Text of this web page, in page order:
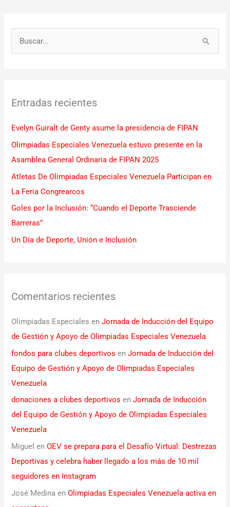
a
p
o
r
:
Entradas recientes
Evelyn Guiralt de Genty asume la presidencia de FIPAN
Olimpiadas Especiales Venezuela estuvo presente en la
Asamblea General Ordinaria de FIPAN 2025
Atletas De Olimpiadas Especiales Venezuela Participan en
La Feria Congrearcos
Goles por la Inclusión: “Cuando el Deporte Trasciende
Barreras”
Un Día de Deporte, Unión e Inclusión
Comentarios recientes
Olimpiadas Especiales enJornada de Inducción del Equipo
de Gestión y Apoyo de Olimpiadas Especiales Venezuela
fondos para clubes deportivos enJornada de Inducción del
Equipo de Gestión y Apoyo de Olimpiadas Especiales
Venezuela
donaciones a clubes deportivos enJornada de Inducción
del Equipo de Gestión y Apoyo de Olimpiadas Especiales
Venezuela
Miguel enOEV se prepara para el Desafío Virtual: Destrezas
Deportivas y celebra haber llegado a los más de 10 mil
seguidores en Instagram
José Medina enOlimpiadas Especiales Venezuela activa en